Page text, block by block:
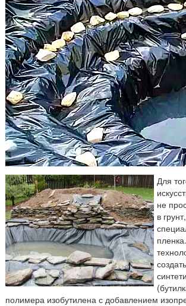
Для
не
в
полимера изобутилена с добавлением